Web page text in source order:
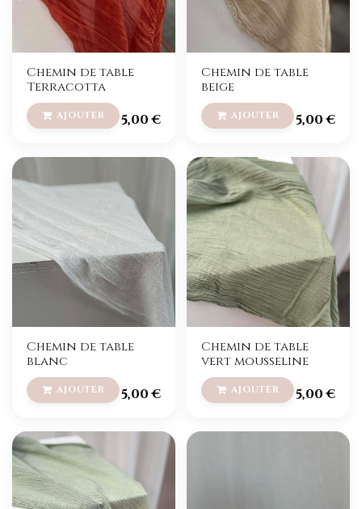
Chemin de table
Terracotta
5,00€
Chemin de table
beige
5,00€
Chemin de table
blanc
5,00€
Chemin de table
vert mousseline
5,00€